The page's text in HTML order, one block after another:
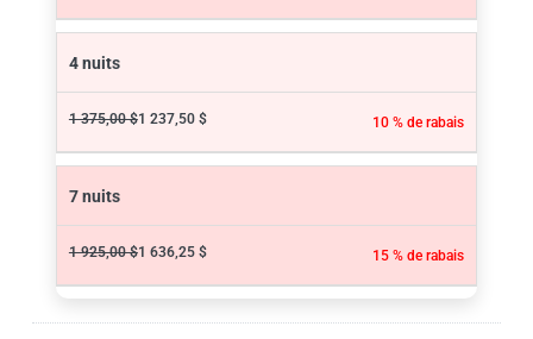
4 nuits
1 375,00 $1 237,50 $ 10 % de rabais
7 nuits
1 925,00 $1 636,25 $ 15 % de rabais